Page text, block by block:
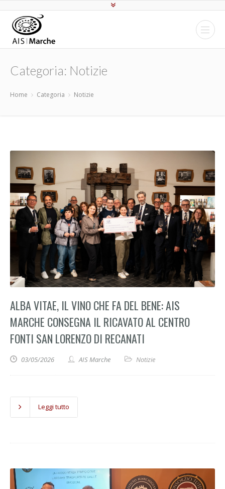
Categoria: Notizie
Home Categoria Notizie
ALBA VITAE, IL VINO CHE FA DEL BENE: AIS
MARCHE CONSEGNA IL RICAVATO AL CENTRO
FONTI SAN LORENZO DI RECANATI
03/05/2026 AIS Marche Notizie
Leggi tutto